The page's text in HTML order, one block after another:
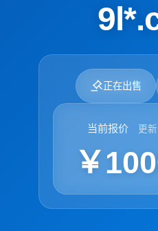
正在出售
当前报价 更
￥